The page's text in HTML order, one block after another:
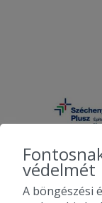
2010-2026
védelmét
A böngészési